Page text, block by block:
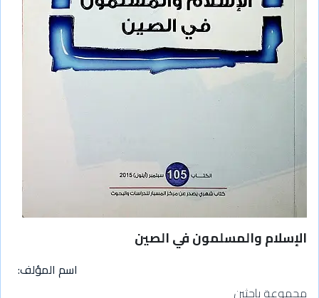
الإسلام والمسلمون في الصين
اسم المؤلف
مجموعة باحثين